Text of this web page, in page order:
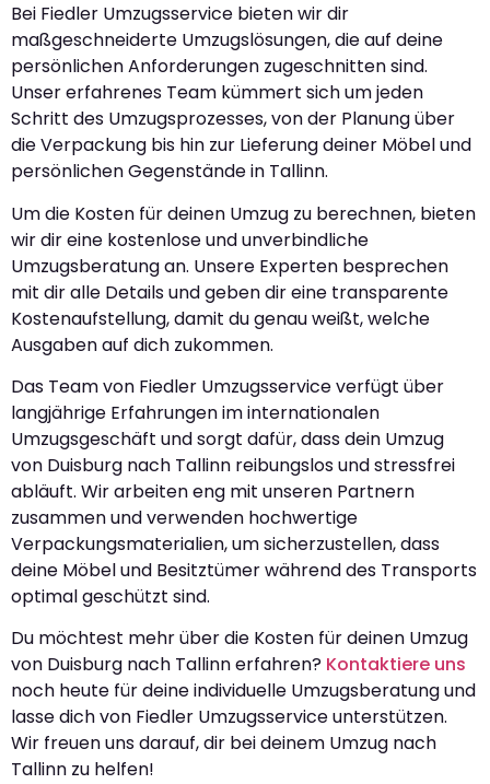
Bei Fiedler Umzugsservice bieten wir dir
maßgeschneiderte Umzugslösungen, die auf deine
persönlichen Anforderungen zugeschnitten sind.
Unser erfahrenes Team kümmert sich um jeden
Schritt des Umzugsprozesses, von der Planung über
die Verpackung bis hin zur Lieferung deiner Möbel und
persönlichen Gegenstände in Tallinn.
Um die Kosten für deinen Umzug zu berechnen, bieten
wir dir eine kostenlose und unverbindliche
Umzugsberatung an. Unsere Experten besprechen
mit dir alle Details und geben dir eine transparente
Kostenaufstellung, damit du genau weißt, welche
Ausgaben auf dich zukommen.
Das Team von Fiedler Umzugsservice verfügt über
langjährige Erfahrungen im internationalen
Umzugsgeschäft und sorgt dafür, dass dein Umzug
von Duisburg nach Tallinn reibungslos und stressfrei
abläuft. Wir arbeiten eng mit unseren Partnern
zusammen und verwenden hochwertige
Verpackungsmaterialien, um sicherzustellen, dass
deine Möbel und Besitztümer während des Transports
optimal geschützt sind.
Du möchtest mehr über die Kosten für deinen Umzug
von Duisburg nach Tallinn erfahren? Kontaktiere uns
noch heute für deine individuelle Umzugsberatung und
lasse dich von Fiedler Umzugsservice unterstützen.
Wir freuen uns darauf, dir bei deinem Umzug nach
Tallinn zu helfen!